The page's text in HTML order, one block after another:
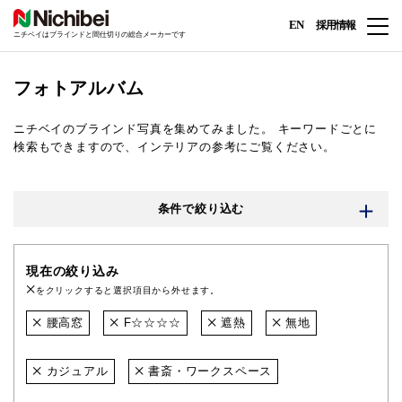
ニチベイはブラインドと間仕切りの総合メーカーです
EN 採用情報
フォトアルバム
ニチベイのブラインド写真を集めてみました。
キーワードごとに
検索もできますので、インテリアの参考にご覧ください。
条件で絞り込む
現在の絞り込み
をクリックすると選択項目から外せます。
腰高窓 F☆☆☆☆ 遮熱 無地
カジュアル 書斎・ワークスペース